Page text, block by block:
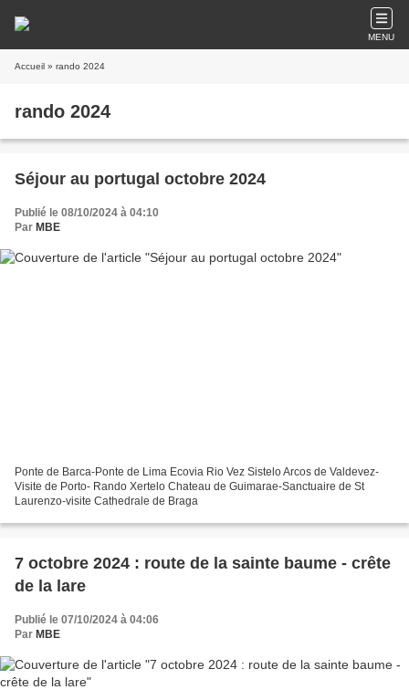
MENU
Accueil » rando 2024
rando 2024
Séjour au portugal octobre 2024
Publié le 08/10/2024 à 04:10
Par MBE
Ponte de Barca-Ponte de Lima Ecovia Rio Vez Sistelo Arcos de Valdevez-
Visite de Porto- Rando Xertelo Chateau de Guimarae-Sanctuaire de St
Laurenzo-visite Cathedrale de Braga
7 octobre 2024 : route de la sainte baume - crête
de la lare
Publié le 07/10/2024 à 04:06
Par MBE